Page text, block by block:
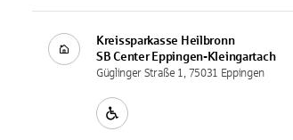
Kreissparkasse Heilbronn
SB Center Eppingen-Kleingartach
Güglinger Straße 1, 75031 Eppingen